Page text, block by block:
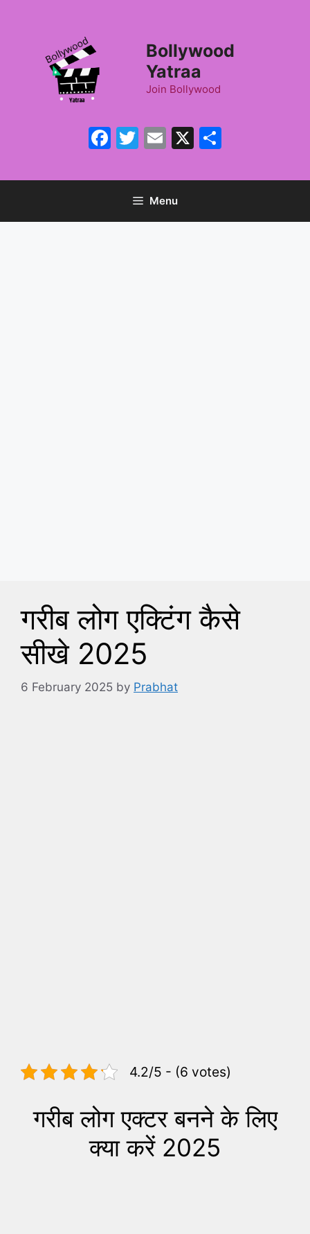
Bollywood
Yatraa
Join Bollywood
Facebook
Twitter
Email
X
Menu
गरीब लोग एक्टिंग कैसे
सीखे 2025
6 February 2025 by Prabhat
4.2/5 - (6 votes)
गरीब लोग एक्टर बनने के लिए
क्या करें 2025